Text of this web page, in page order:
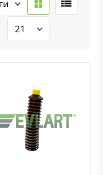
Быстрый просмотрДобавить к сравнению